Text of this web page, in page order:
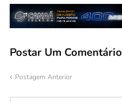
Postar Um Comentário
Postagem Anterior